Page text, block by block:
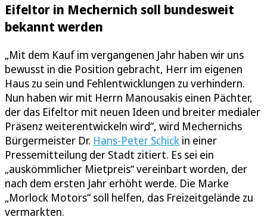
Eifeltor in Mechernich soll bundesweit
bekannt werden
„Mit dem Kauf im vergangenen Jahr haben wir uns
bewusst in die Position gebracht, Herr im eigenen
Haus zu sein und Fehlentwicklungen zu verhindern.
Nun haben wir mit Herrn Manousakis einen Pächter,
der das Eifeltor mit neuen Ideen und breiter medialer
Präsenz weiterentwickeln wird“, wird Mechernichs
Bürgermeister Dr. Hans-Peter Schick in einer
Pressemitteilung der Stadt zitiert. Es sei ein
„auskömmlicher Mietpreis“ vereinbart worden, der
nach dem ersten Jahr erhöht werde. Die Marke
„Morlock Motors“ soll helfen, das Freizeitgelände zu
vermarkten.